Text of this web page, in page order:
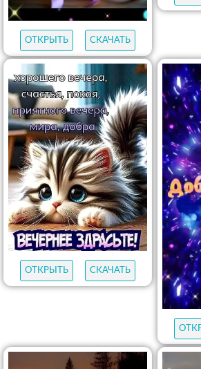
ОТКРЫТЬ СКАЧАТЬ
ОТКРЫТЬ СКАЧАТЬ